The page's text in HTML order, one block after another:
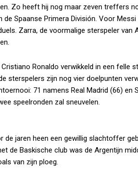
Zo heeft hij nog maar zeven treffers
de Spaanse Primera División. Voor
Zarra, de voormalige sterspeler van
Ronaldo verwikkeld in een felle
sterspelers zijn nog vier doelpunten
71 namens Real Madrid (66) en
speelronden zal sneuvelen.
de jaren heen een gewillig slachtoffer
de Baskische club was de Argentijn
van zijn ploeg.